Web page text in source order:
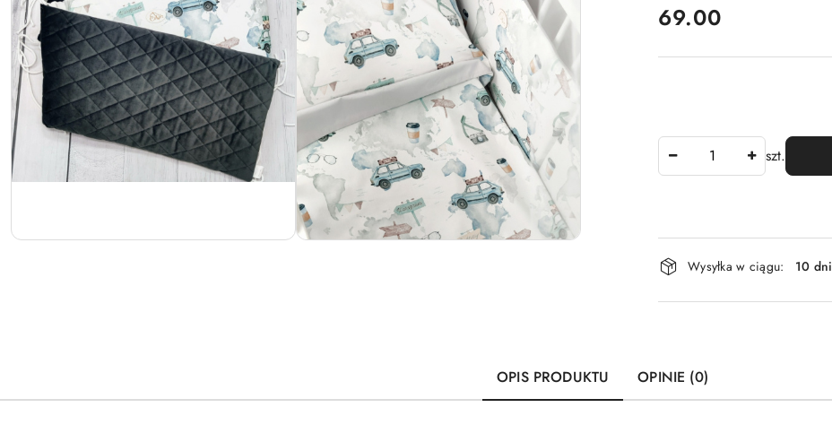
cena:
69.00
szt.
Dostępność
i
dostawa
Wysyłka w ciągu: 10 dni
OPIS PRODUKTU OPINIE (0)